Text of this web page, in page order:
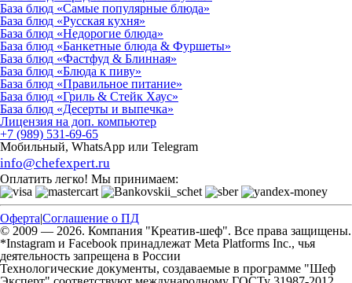
База блюд «Самые популярные блюда»
База блюд «Русская кухня»
База блюд «Недорогие блюда»
База блюд «Банкетные блюда & Фуршеты»
База блюд «Фастфуд & Блинная»
База блюд «Блюда к пиву»
База блюд «Правильное питание»
База блюд «Гриль & Стейк Хаус»
База блюд «Десерты и выпечка»
Лицензия на доп. компьютер
+7 (989) 531-69-65
Мобильный, WhatsApp или Telegram
info@chefexpert.ru
Оплатить легко! Мы принимаем:
Оферта|Соглашение о ПД
© 2009 — 2026. Компания "Креатив-шеф". Все права защищены.
*Instagram и Facebook принадлежат Meta Platforms Inc., чья
деятельность запрещена в России
Технологические документы, создаваемые в программе "Шеф